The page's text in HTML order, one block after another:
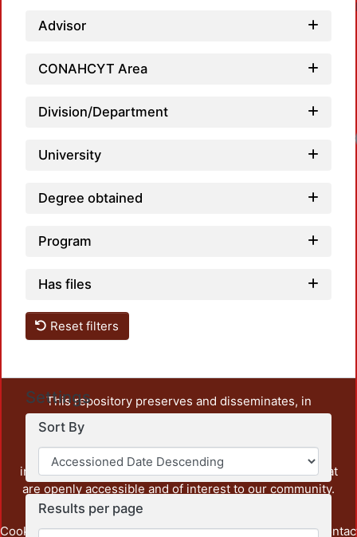
Advisor
CONAHCYT Area
Division/Department
University
Degree obtained
Program
Has files
Reset filters
Settings
Sort By
Results per page
This repository preserves and disseminates, in
unrestricted open access, the teaching and research
output of UAM Azcapotzalco. It also includes some
administrative and graphic documents from the
institution, as well as content from other institutions that
are openly accessible and of interest to our community.
Cookie Privacy End User Send